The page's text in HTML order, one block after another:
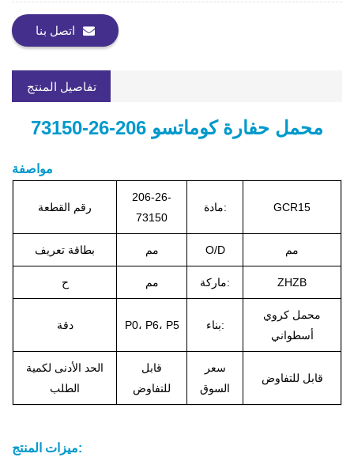
اتصل بنا
تفاصيل المنتج
محمل حفارة كوماتسو 206-26-73150
مواصفة
رقم القطعة
206-26-
73150
مادة: GCR15
بطاقة تعريف مم O/D مم
ح مم ماركة: ZHZB
دقة P0، P6، P5 بناء:
محمل كروي
أسطواني
الحد الأدنى لكمية
الطلب
قابل
للتفاوض
سعر
السوق
قابل للتفاوض
ميزات المنتج: